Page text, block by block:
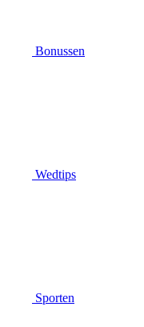
Bonussen
Wedtips
Sporten